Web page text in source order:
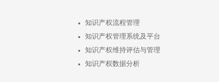
知识产权流程管理
知识产权管理系统及平台
知识产权维持评估与管理
知识产权数据分析